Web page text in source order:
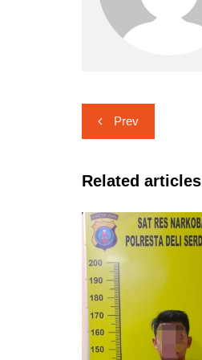
Navigasi
pos
Prev
Related articles